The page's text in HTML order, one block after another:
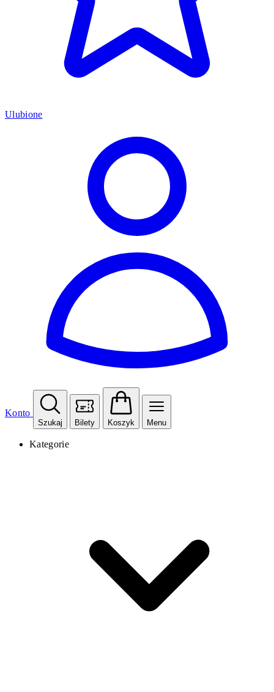
Ulubione
Konto
Szukaj Bilety Koszyk Menu
Kategorie